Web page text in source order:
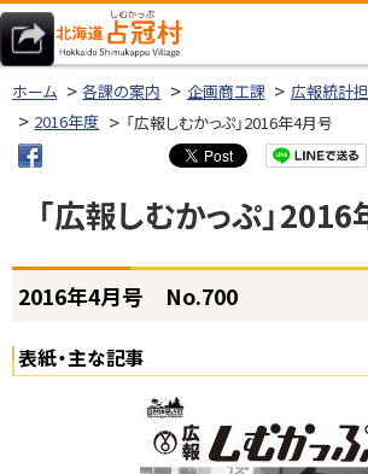
本
文
へ北海道占冠村
ホーム 各課の案内 企画商工課 広報統計
2016年度
「広報しむかっぷ」2016年4月号
「広報しむかっぷ」
ページ内目次
2
1
6
2016年4月号 No.700
表紙・主な記事